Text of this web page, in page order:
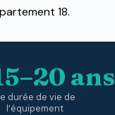
18.
ans
durée de vie de
l’équipement